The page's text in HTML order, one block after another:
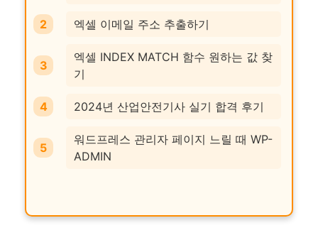
엑셀 이메일 주소 추출하기
엑셀 INDEX MATCH 함수 원하는 값 찾
기
2024년 산업안전기사 실기 합격 후기
워드프레스 관리자 페이지 느릴 때 WP-
ADMIN